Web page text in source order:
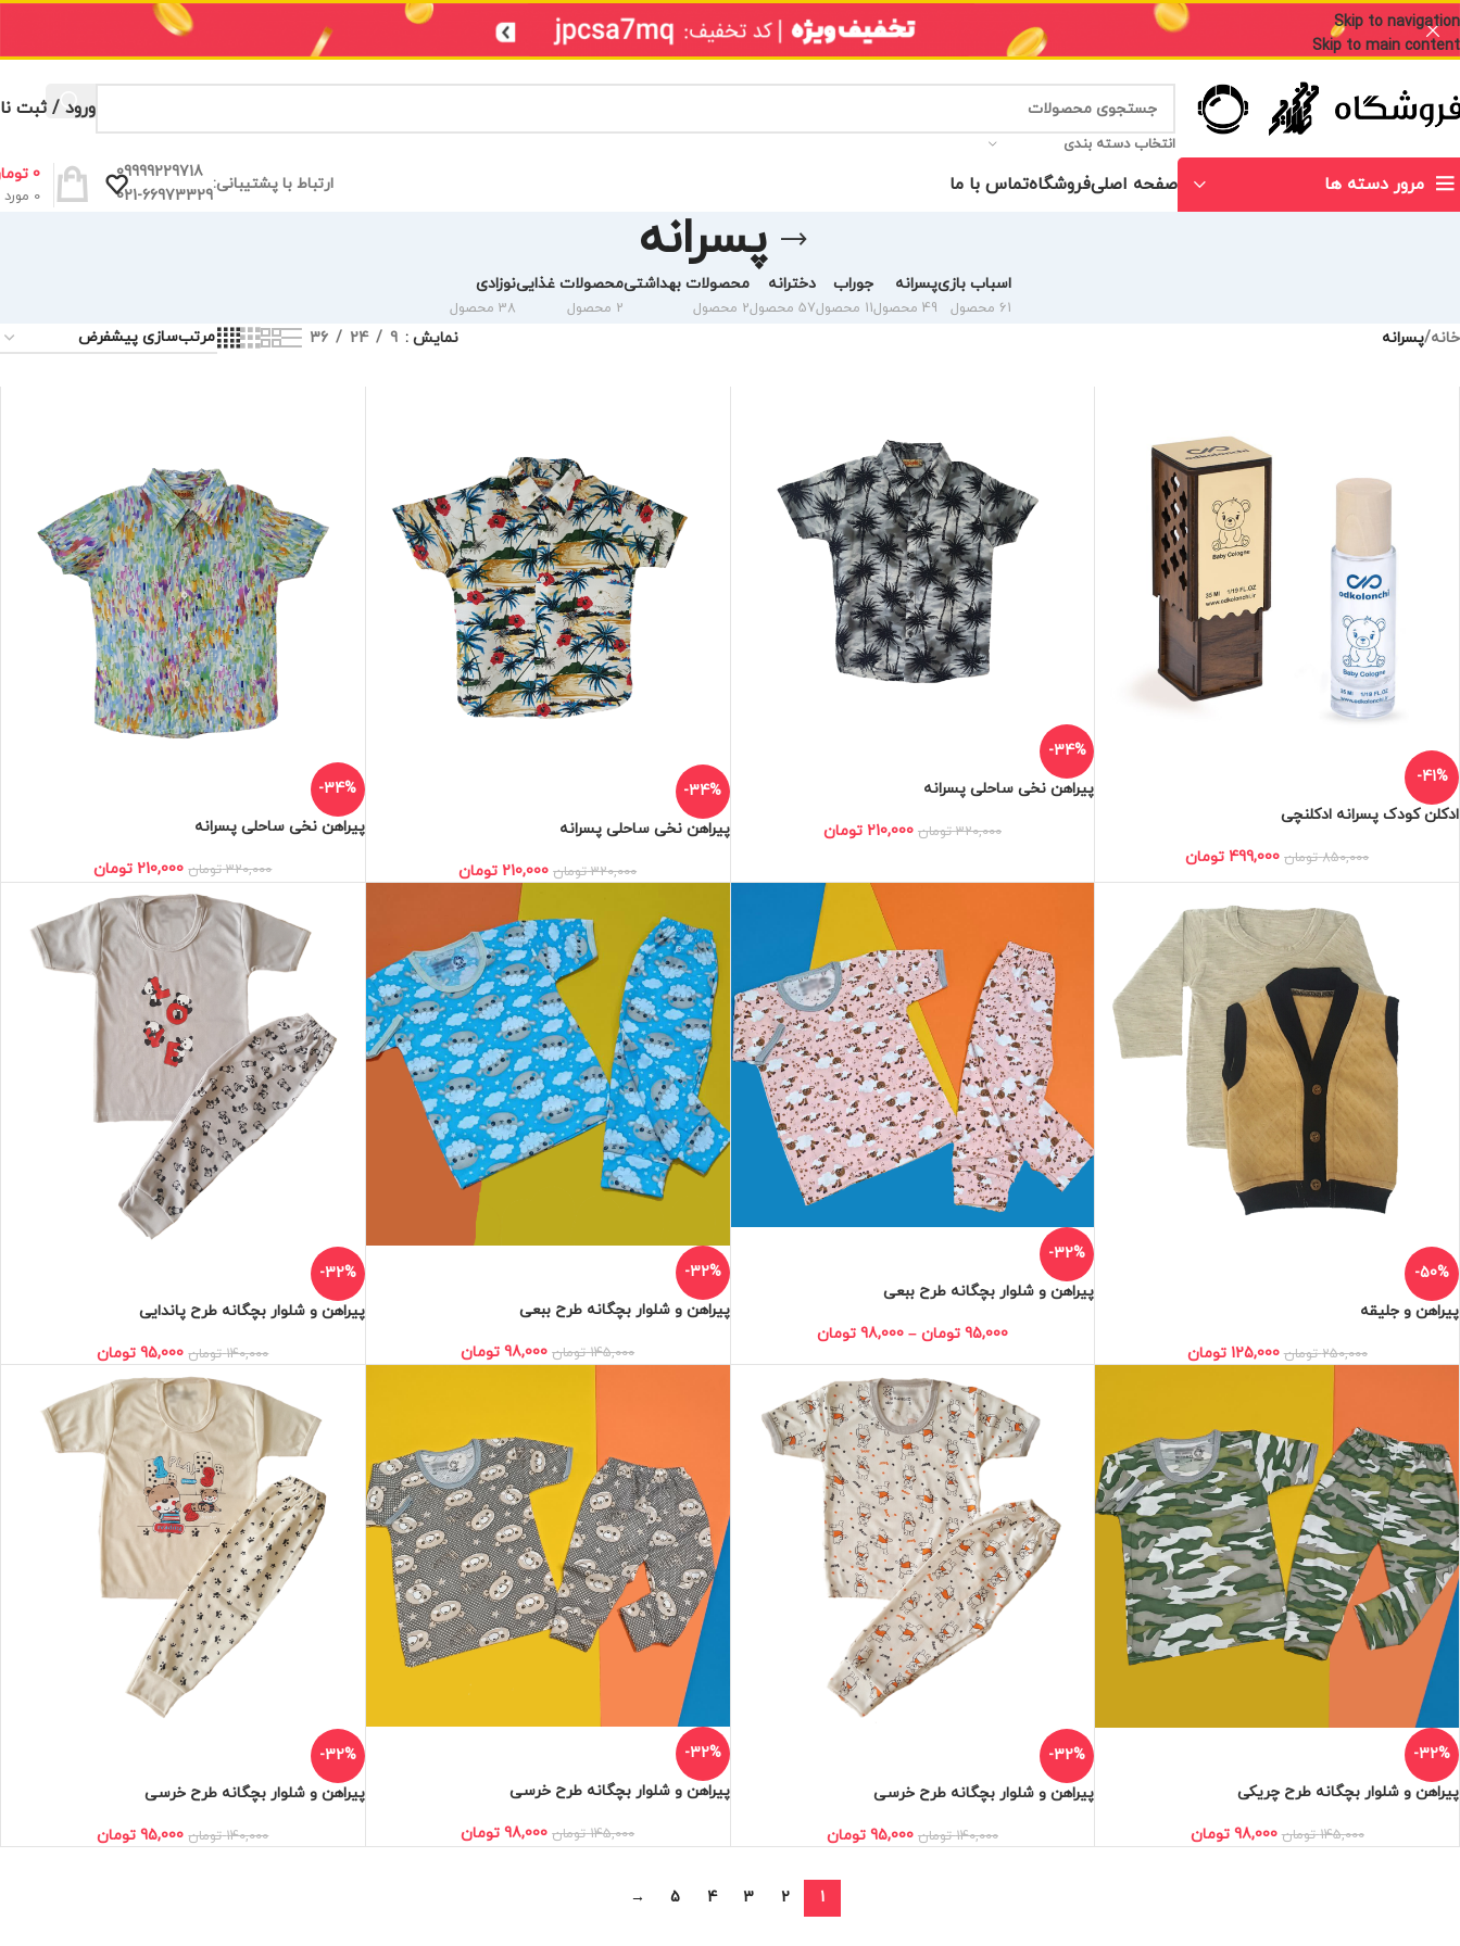
Skip to navigation
Skip to main content
انتخاب دسته بندی
ورود / ثبت
مرور دسته ها صفحه اصلیفروشگاهتماس با ما ارتباط با پشتیبانی:
09999229718
021-66973329
0 مورد
0
پسرانه
اسباب بازی
61 محصول
پسرانه
49 محصول
جوراب
11 محصول
دخترانه
57 محصول
محصولات بهداشتی
2 محصول
محصولات غذایی
2 محصول
نوزادی
38 محصول
خانه/پسرانه نمایش 9
24
36
-41%
ادکلن کودک پسرانه ادکلنچی
850,000 تومان 499,000 تومان
-34%
پیراهن نخی ساحلی پسرانه
320,000 تومان 210,000 تومان
-34%
پیراهن نخی ساحلی پسرانه
320,000 تومان 210,000 تومان
-34%
پیراهن نخی ساحلی پسرانه
320,000 تومان 210,000 تومان
-50%
پیراهن و جلیقه
250,000 تومان 125,000 تومان
-32%
پیراهن و شلوار بچگانه طرح ببعی
95,000 تومان –
98,000 تومان
-32%
پیراهن و شلوار بچگانه طرح ببعی
145,000 تومان 98,000 تومان
-32%
پیراهن و شلوار بچگانه طرح پاندایی
140,000 تومان 95,000 تومان
-32%
پیراهن و شلوار بچگانه طرح چریکی
145,000 تومان 98,000 تومان
-32%
پیراهن و شلوار بچگانه طرح خرسی
140,000 تومان 95,000 تومان
-32%
پیراهن و شلوار بچگانه طرح خرسی
145,000 تومان 98,000 تومان
-32%
پیراهن و شلوار بچگانه طرح خرسی
140,000 تومان 95,000 تومان
1
2
3
4
5
→